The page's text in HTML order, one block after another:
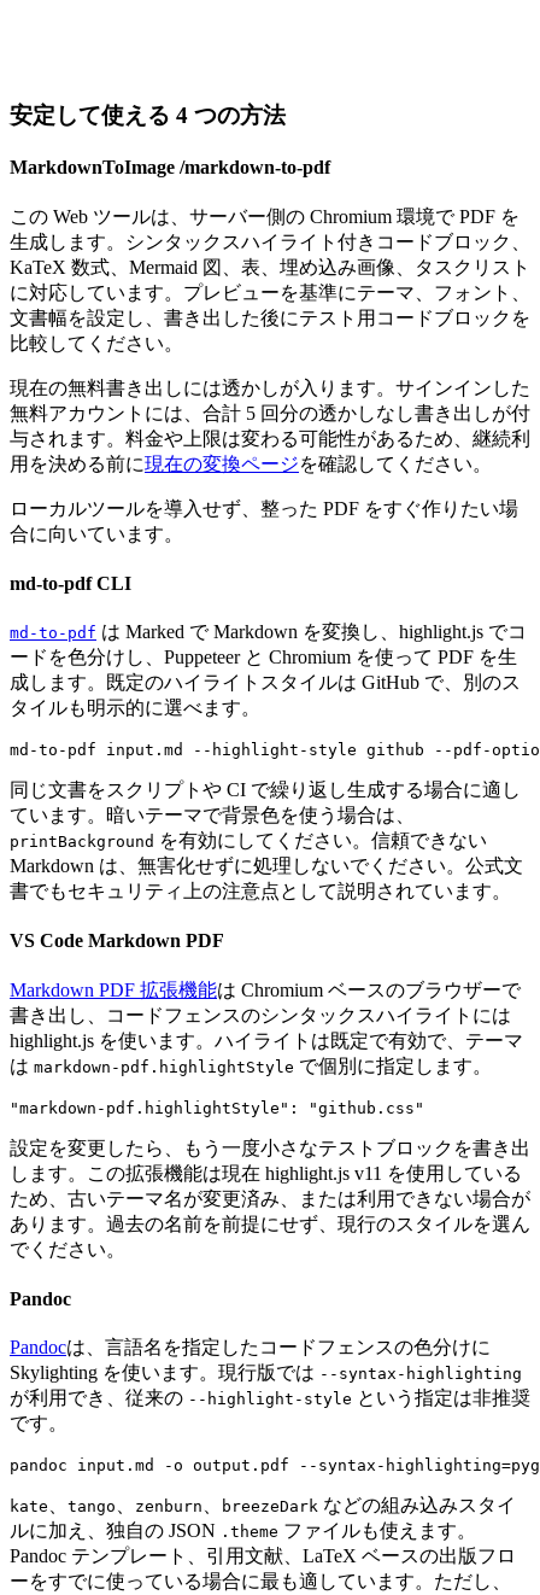
安定して使える 4 つの方法
MarkdownToImage /markdown-to-pdf
この Web ツールは、サーバー側の Chromium 環境で PDF を
生成します。シンタックスハイライト付きコードブロック、
KaTeX 数式、Mermaid 図、表、埋め込み画像、タスクリスト
に対応しています。プレビューを基準にテーマ、フォント、
文書幅を設定し、書き出した後にテスト用コードブロックを
比較してください。
現在の無料書き出しには透かしが入ります。サインインした
無料アカウントには、合計 5 回分の透かしなし書き出しが付
与されます。料金や上限は変わる可能性があるため、継続利
用を決める前に現在の変換ページを確認してください。
ローカルツールを導入せず、整った PDF をすぐ作りたい場
合に向いています。
md-to-pdf CLI
md-to-pdf は Marked で Markdown を変換し、highlight.js でコ
ードを色分けし、Puppeteer と Chromium を使って PDF を生
成します。既定のハイライトスタイルは GitHub で、別のス
タイルも明示的に選べます。
md-to-pdf input.md --highlight-style github --pdf-
同じ文書をスクリプトや CI で繰り返し生成する場合に適し
ています。暗いテーマで背景色を使う場合は、
printBackground を有効にしてください。信頼できない
Markdown は、無害化せずに処理しないでください。公式文
書でもセキュリティ上の注意点として説明されています。
VS Code Markdown PDF
Markdown PDF 拡張機能は Chromium ベースのブラウザーで
書き出し、コードフェンスのシンタックスハイライトには
highlight.js を使います。ハイライトは既定で有効で、テーマ
は markdown-pdf.highlightStyle で個別に指定します。
"markdown-pdf.highlightStyle" : "github.css"
設定を変更したら、もう一度小さなテストブロックを書き出
します。この拡張機能は現在 highlight.js v11 を使用している
ため、古いテーマ名が変更済み、または利用できない場合が
あります。過去の名前を前提にせず、現行のスタイルを選ん
でください。
Pandoc
Pandocは、言語名を指定したコードフェンスの色分けに
Skylighting を使います。現行版では --syntax-highlighting
が利用でき、従来の --highlight-style という指定は非推奨
です。
kate tango zenburn breezeDark などの組み込みスタイ
ルに加え、独自の JSON .theme ファイルも使えます。
Pandoc テンプレート、引用文献、LaTeX ベースの出版フロ
ーをすでに使っている場合に最も適しています。ただし、